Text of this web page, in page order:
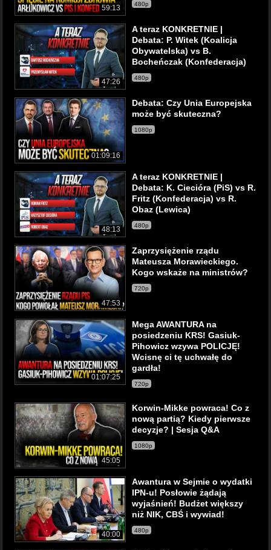
59:13 480p
47:26
A teraz KONKRETNIE |
Debata: P. Witek (Koalicja
Obywatelska) vs B.
Bocheńczak (Konfederacja)
480p
01:09:16
Debata: Czy Unia Europejska
może być skuteczna?
1080p
48:13
A teraz KONKRETNIE |
Debata: K. Ciecióra (PiS) vs R.
Fritz (Konfederacja) vs R.
Obaz (Lewica)
480p
47:53
Zaprzysiężenie rządu
Mateusza Morawieckiego.
Kogo wskaże na ministrów?
720p
01:07:25
Mega AWANTURA na
posiedzeniu KRS! Gasiuk-
Pihowicz wzywa POLICJĘ!
Wcisnę ci tę uchwałę do
gardła!
720p
45:05
Korwin-Mikke powraca! Co z
nową partią? Kiedy pierwsze
decyzje? | Sesja Q&A
1080p
40:00
Awantura w Sejmie o wydatki
IPN-u! Posłowie żądają
wyjaśnień! Budżet większy
niż NIK, CBŚ i wywiad!
480p